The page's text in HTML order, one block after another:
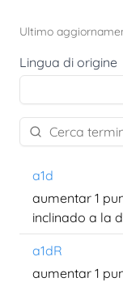
Ultimo
Lingua di origine
a1d
aumentar 1
inclinado a la
a1dR
aumentar 1